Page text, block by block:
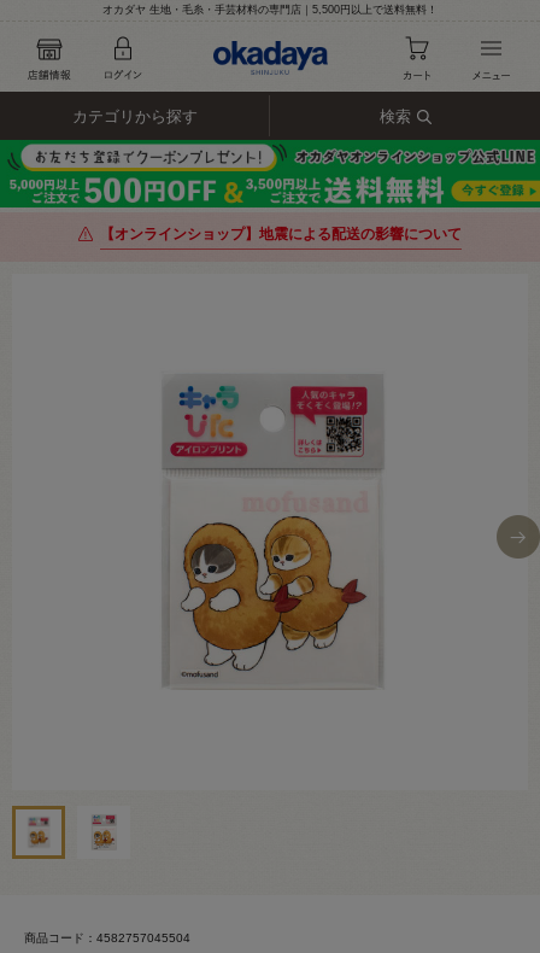
オカダヤ 生地・毛糸・手芸材料の専門店｜5,500円以上で送料無料！
カテゴリから探す 検索
【オンラインショップ】地震による配送の影響について
商品コード：4582757045504